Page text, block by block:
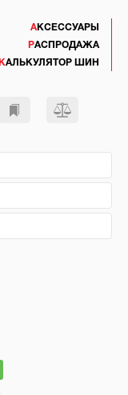
АКСЕССУАРЫ
РАСПРОДАЖА
КАЛЬКУЛЯТОР ШИН